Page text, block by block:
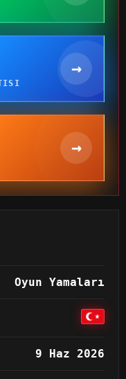
→
→
Oyun Yamaları
9 Haz 2026